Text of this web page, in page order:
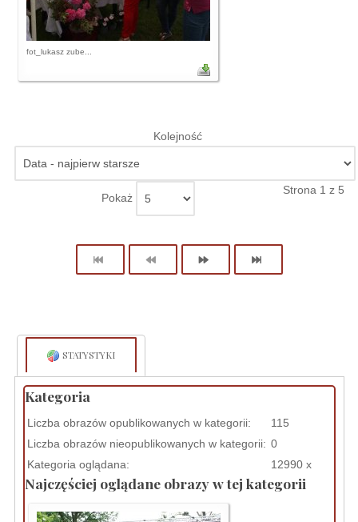
fot_lukasz zube...
Kolejność
Pokaż
Strona 1 z 5
STATYSTYKI
Kategoria
Liczba obrazów opublikowanych w kategorii:
115
Liczba obrazów nieopublikowanych w kategorii: 0
Kategoria oglądana:
12990 x
Najczęściej oglądane obrazy w tej kategorii